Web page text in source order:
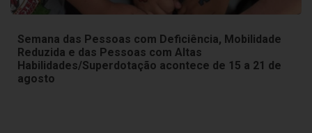
Semana das Pessoas com Deficiência, Mobilidade
Reduzida e das Pessoas com Altas
Habilidades/Superdotação acontece de 15 a 21 de
agosto